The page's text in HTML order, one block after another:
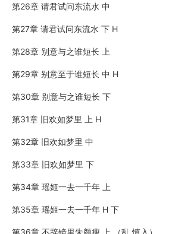
第26章 请君试问东流水 中
第27章 请君试问东流水 下 H
第28章 别意与之谁短长 上
第29章 别意至于谁短长 中 H
第30章 别意与之谁短长 下
第31章 旧欢如梦里 上 H
第32章 旧欢如梦里 中
第33章 旧欢如梦里 下
第34章 瑶姬一去一千年 上
第35章 瑶姬一去一千年 H 下
第36章 不辞镜里朱颜瘦 上 （乱 慎入）